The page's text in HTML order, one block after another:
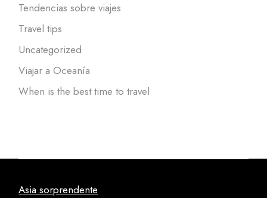
Tendencias sobre viajes
Travel tips
Uncategorized
Viajar a Oceanía
When is the best time to travel
Asia sorprendente